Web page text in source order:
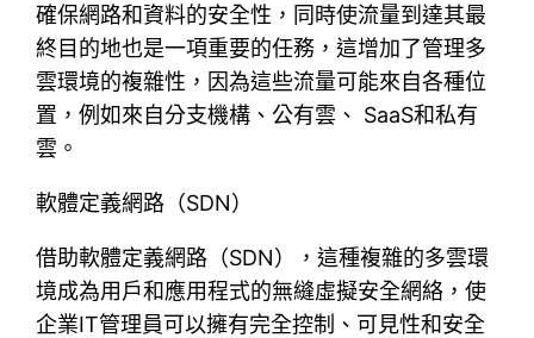
確保網路和資料的安全性，同時使流量到達其最
終目的地也是一項重要的任務，這增加了管理多
雲環境的複雜性，因為這些流量可能來自各種位
置，例如來自分支機構、公有雲、 SaaS和私有
雲。
軟體定義網路（SDN）
借助軟體定義網路（SDN），這種複雜的多雲環
境成為用戶和應用程式的無縫虛擬安全網絡，使
企業IT管理員可以擁有完全控制、可見性和安全